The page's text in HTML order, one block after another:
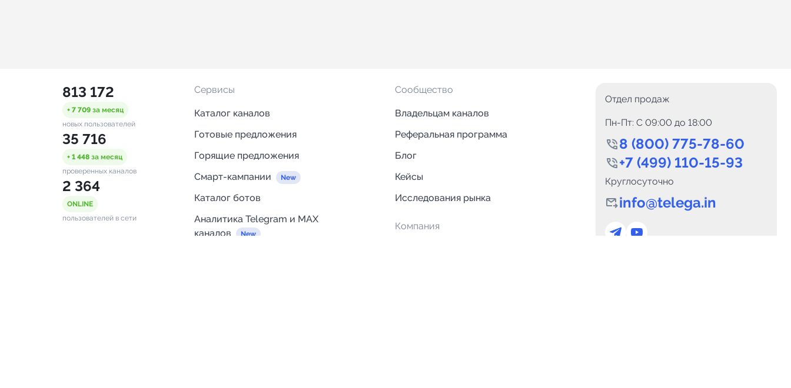
813 172
+ 7 709 за месяц
новых пользователей
35 716
+ 1 448 за месяц
проверенных каналов
2 364
ONLINE
пользователей в сети
Сервисы
Каталог каналов
Готовые предложения
Горящие предложения
Смарт-кампании
Каталог ботов
Аналитика Telegram и MAX
каналов
Сообщество
Владельцам каналов
Реферальная программа
Блог
Кейсы
Исследования рынка
Компания
Отдел продаж
Пн-Пт: C 09:00 до 18:00
8 (800) 775-78-60
+7 (499) 110-15-93
Круглосуточно
info@telega.in